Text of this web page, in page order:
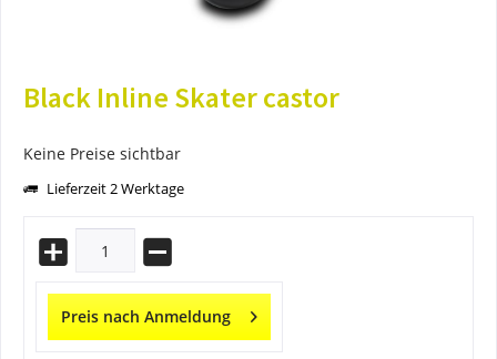
Black Inline Skater castor
Keine Preise sichtbar
Lieferzeit 2 Werktage
Preis nach Anmeldung